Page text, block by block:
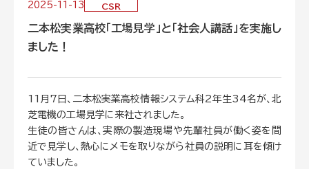
2025-11-13 CSR
二本松実業高校「工場見学」と「社会人講話」を実施し
ました！
11月7日、二本松実業高校情報システム科2年生34名が、北
芝電機の工場見学に来社されました。
生徒の皆さんは、実際の製造現場や先輩社員が働く姿を間
近で見学し、熱心にメモを取りながら社員の説明に耳を傾け
ていました。